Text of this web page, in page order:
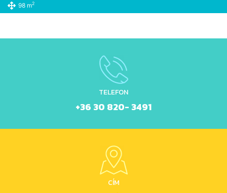
98 m2
TELEFON
+36 30 820- 3491
CÍM